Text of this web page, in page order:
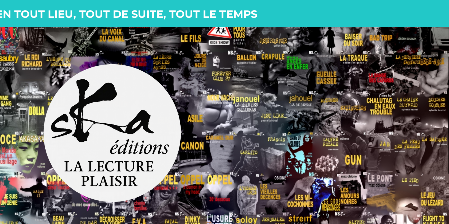
TOUT LIEU, TOUT DE SUITE, TOUT LE TEMPS